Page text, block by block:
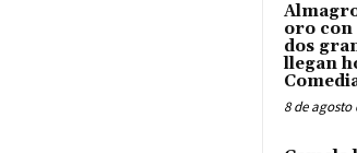
oro con
dos
llegan
8 de agosto